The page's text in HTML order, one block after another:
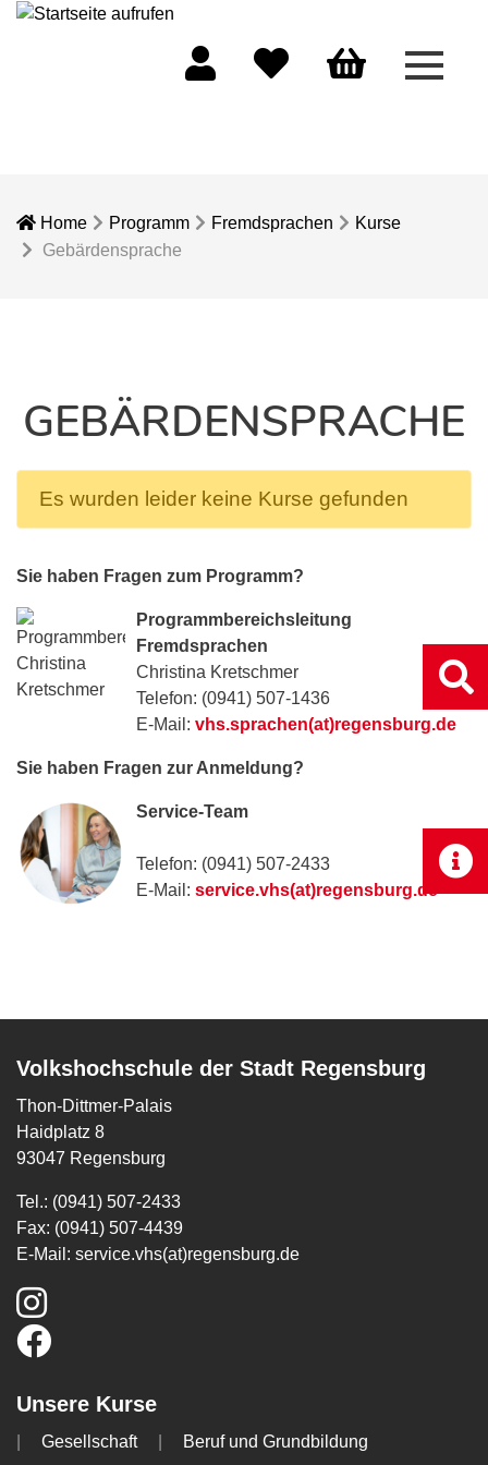
Menü
Home Programm Fremdsprachen
Kurse
Gebärdensprache
GEBÄRDENSPRACHE
Es wurden leider keine Kurse gefunden
Sie haben Fragen zum Programm?
Programmbereichsleitung
Fremdsprachen
Christina Kretschmer
Telefon: (0941) 507-1436
E-Mail: vhs.sprachen(at)regensburg.de
Sie haben Fragen zur Anmeldung?
Service-Team
Telefon: (0941) 507-2433
E-Mail: service.vhs(at)regensburg.de
Volkshochschule der Stadt Regensburg
Thon-Dittmer-Palais
Haidplatz 8
93047 Regensburg
Tel.: (0941) 507-2433
Fax: (0941) 507-4439
E-Mail: service.vhs(at)regensburg.de
Unsere Kurse
Gesellschaft
Beruf und Grundbildung